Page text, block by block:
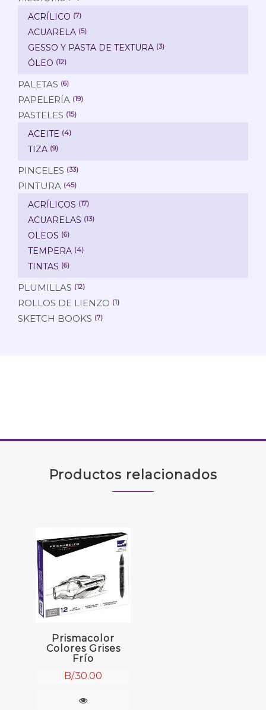
ACRÍLICO (7)
ACUARELA (5)
GESSO Y PASTA DE TEXTURA (3)
ÓLEO (12)
PALETAS (6)
PAPELERÍA (19)
PASTELES (15)
ACEITE (4)
TIZA (9)
PINCELES (33)
PINTURA (45)
ACRÍLICOS (17)
ACUARELAS (13)
OLEOS (6)
TEMPERA (4)
TINTAS (6)
PLUMILLAS (12)
ROLLOS DE LIENZO (1)
SKETCH BOOKS (7)
Productos relacionados
Prismacolor
Colores Grises
Frío
B/.30.00